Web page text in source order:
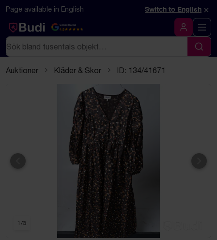
Hoppa till innehåll
Textbaserad (markdown) version av denna sida
Page available in English Switch to English ×
Google Rating
4.5
Logga in
Sök
Sök
Auktioner Kläder & Skor ID: 134/41671
Föregående
1 /3